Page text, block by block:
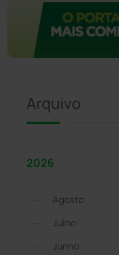
Arquivo
2026
Agosto
Julho
Junho